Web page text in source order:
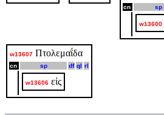
cn sp
w13600
w13607 Πτολεμαΐδα
cn sp df ql rl
w13606 εἰς